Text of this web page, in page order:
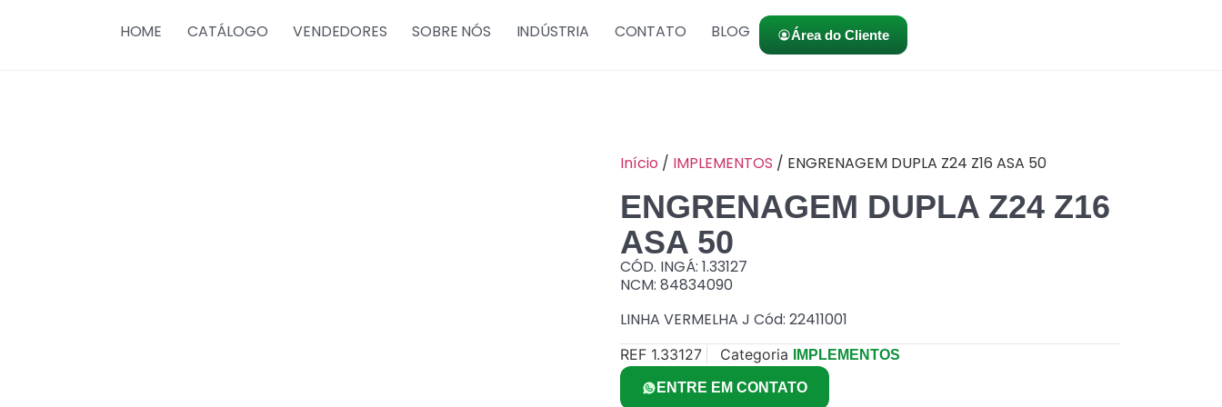
HOME CATÁLOGO VENDEDORES SOBRE NÓS INDÚSTRIA CONTATO BLOG Área do Cliente
Início / IMPLEMENTOS / ENGRENAGEM DUPLA Z24 Z16 ASA 50
ENGRENAGEM DUPLA Z24 Z16
ASA 50
CÓD. INGÁ: 1.33127
NCM: 84834090
LINHA VERMELHA J Cód: 22411001
REF 1.33127 Categoria IMPLEMENTOS
ENTRE EM CONTATO